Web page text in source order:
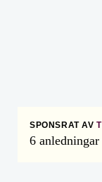
SPONSRAT AV
6